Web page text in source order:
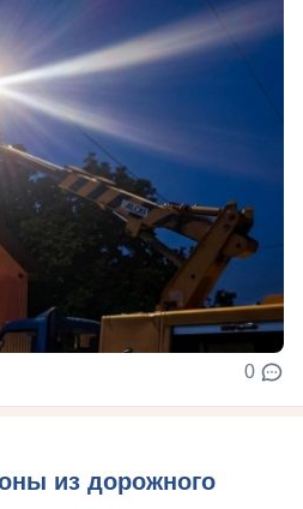
0
из дорожного